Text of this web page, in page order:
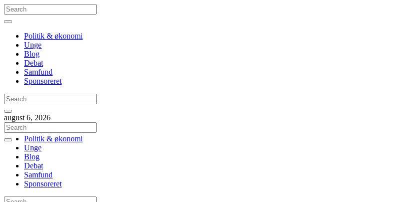
Politik & økonomi
Unge
Blog
Debat
Samfund
Sponsoreret
august 6, 2026
Politik & økonomi
Unge
Blog
Debat
Samfund
Sponsoreret